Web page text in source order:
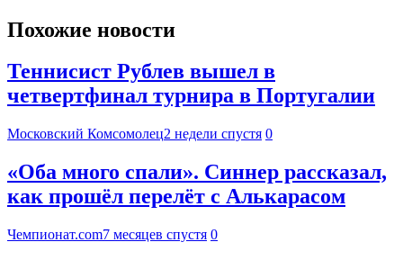
Похожие новости
Теннисист Рублев вышел в
четвертфинал турнира в Португалии
Московский Комсомолец2 недели спустя 0
«Оба много спали». Синнер рассказал,
как прошёл перелёт с Алькарасом
Чемпионат.com7 месяцев спустя 0